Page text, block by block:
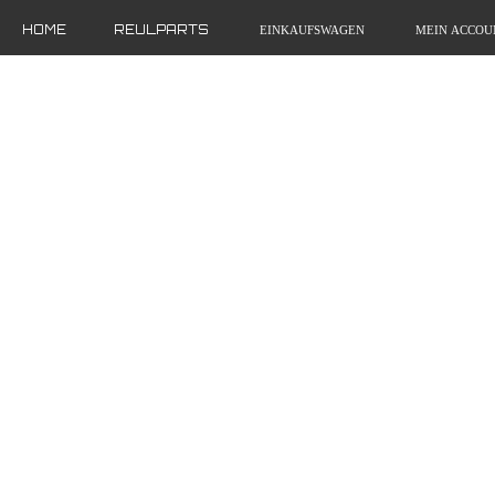
HOME REULPARTS EINKAUFSWAGEN MEIN